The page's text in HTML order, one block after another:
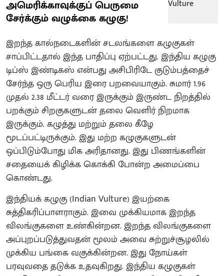
அமெரிக்காவுக்குப் பெருமை
சேர்க்கும் வழுக்கை கழுகு!
இறந்த கால்நடைகளின் சடலங்களை கழுகுகள்
சாப்பிட்டதால் இந்த பாதிப்பு ஏற்பட்டது. இந்திய கழுகு
டிப்ஸ் இண்டிகஸ் என்பது அசிபிரிடே குடும்பத்தைச்
சேர்ந்த ஒரு பெரிய இரை பறவையாகும். சுமார் 1.96
முதல் 2.38 மீட்டர் வரை இருக்கும் இருண்ட நிறத்தில்
பறக்கும் சிறகுகளுடன் தலை வெளிர் நிறமாக
இருக்கும். கழுத்து மற்றும் தலை கீழே
மூடப்பட்டிருக்கும். இது மற்ற கழுகுகளுடன்
ஒப்பிடும்போது மிக அரிதானது. இது பிணங்களின்
சதையைக் கிழிக்க கொக்கி போன்ற அமைப்பை
கொண்டது‌.
இந்தியக் கழுகு (Indian Vulture) இயற்கை
சுத்திகரிப்பாளராகும். இவை முக்கியமாக இறந்த
விலங்குகளை உண்கின்றன. இறந்த விலங்குகளை
அப்புறப்படுத்துவதன் மூலம் அவை சுற்றுச்சூழலில்
முக்கிய பங்கை வகுக்கின்றன. இது நோய்கள்
பரவுவதை தடுக்க உதவுகிறது. இந்திய கழுகுகள்